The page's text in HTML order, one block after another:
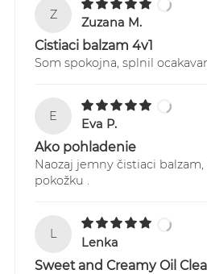
Z
Zuzana M.
Cistiaci balzam 4v1
Som spokojna, splnil
E
Eva P.
Ako pohladenie
Naozaj jemny čistiaci
pokožku .
L
Lenka
Sweet and Creamy Oil